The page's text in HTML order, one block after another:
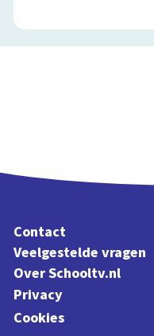
Contact
Veelgestelde vragen
Over Schooltv.nl
Privacy
Cookies